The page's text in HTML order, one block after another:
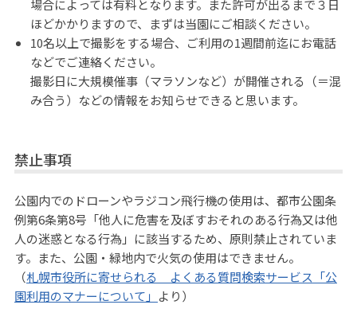
場合によっては有料となります。また許可が出るまで３日
ほどかかりますので、まずは当園にご相談ください。
10名以上で撮影をする場合、ご利用の1週間前迄にお電話
などでご連絡ください。
撮影日に大規模催事（マラソンなど）が開催される（＝混
み合う）などの情報をお知らせできると思います。
禁止事項
公園内でのドローンやラジコン飛行機の使用は、都市公園条
例第6条第8号「他人に危害を及ぼすおそれのある行為又は他
人の迷惑となる行為」に該当するため、原則禁止されていま
す。また、公園・緑地内で火気の使用はできません。
（札幌市役所に寄せられる よくある質問検索サービス「公
園利用のマナーについて」 より）